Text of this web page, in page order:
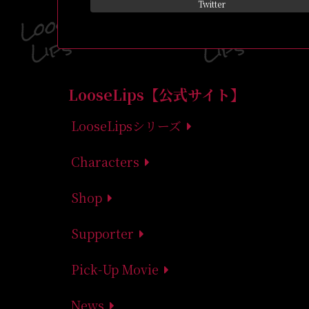
Twitter
LooseLips【公式サイト】
LooseLipsシリーズ
Characters
Shop
Supporter
Pick-Up Movie
News